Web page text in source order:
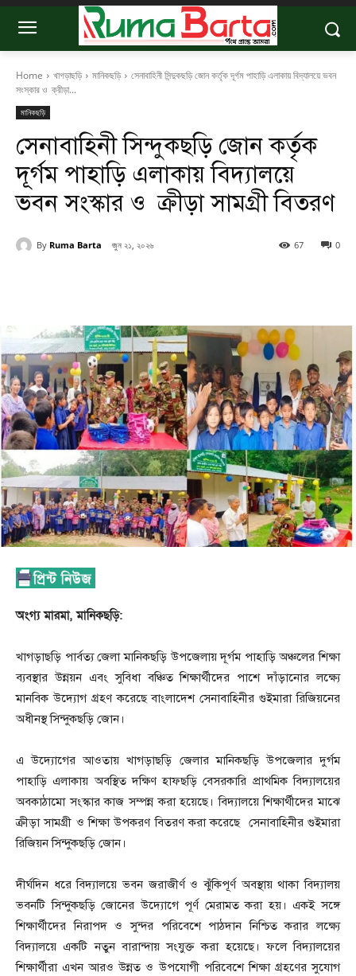
Home খাগড়াছড়ি মানিকছড়ি
সেনাবাহিনী সিন্দুকছড়ি জোন কর্তৃক দূর্গম পাহাড়ি এলাকায় বিদ্যালয়ে ভবন
সংস্কার ও ক্রীড়া...
মানিকছড়ি
সেনাবাহিনী সিন্দুকছড়ি জোন কর্তৃক
দূর্গম পাহাড়ি এলাকায় বিদ্যালয়ে
ভবন সংস্কার ও ক্রীড়া সামগ্রী বিতরণ
By Ruma Barta জুন ২১, ২০২৬ 0
67
অংগ্য মারমা, মানিকছড়ি:
খাগড়াছড়ি পার্বত্য জেলা মানিকছড়ি উপজেলায় দূর্গম পাহাড়ি অঞ্চলের শিক্ষা
ব্যবস্থার উন্নয়ন এবং সুবিধা বঞ্চিত শিক্ষার্থীদের পাশে দাঁড়ানোর লক্ষ্যে
মানবিক উদ্যোগ গ্রহণ করেছে বাংলাদেশ সেনাবাহিনীর গুইমারা রিজিয়নের
অধীনস্থ সিন্দুকছড়ি জোন।
এ উদ্যোগের আওতায় খাগড়াছড়ি জেলার মানিকছড়ি উপজেলার দুর্গম
পাহাড়ি এলাকায় অবস্থিত দক্ষিণ হাফছড়ি বেসরকারি প্রাথমিক বিদ্যালয়ের
অবকাঠামো সংস্কার কাজ সম্পন্ন করা হয়েছে। বিদ্যালয়ে শিক্ষার্থীদের মাঝে
ক্রীড়া সামগ্রী ও শিক্ষা উপকরণ বিতরণ করা করেছে সেনাবাহিনীর গুইমারা
রিজিয়ন সিন্দুকছড়ি জোন।
দীর্ঘদিন ধরে বিদ্যালয়ে ভবন জরাজীর্ণ ও ঝুঁকিপূর্ণ অবস্থায় থাকা বিদ্যালয়
ভবনটি সিন্দুকছড়ি জোনের উদ্যোগে পূর্ণ মেরামত করা হয়। একই সঙ্গে
শিক্ষার্থীদের নিরাপদ ও সুন্দর পরিবেশে পাঠদান নিশ্চিত করার লক্ষ্যে
বিদ্যালয়ে একটি নতুন বারান্দায় সংযুক্ত করা হয়েছে। ফলে বিদ্যালয়ের
শিক্ষার্থীরা এখন আরও উন্নত ও উপযোগী পরিবেশে শিক্ষা গ্রহণের সুযোগ